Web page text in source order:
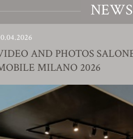
NEWS
PHOTOS SALONE DEL
2026